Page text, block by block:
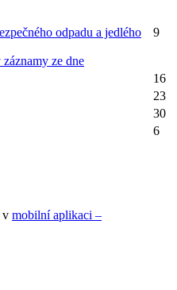
odpadu a jedlého
ze dne
9
16
23
30
6
v mobilní aplikaci –